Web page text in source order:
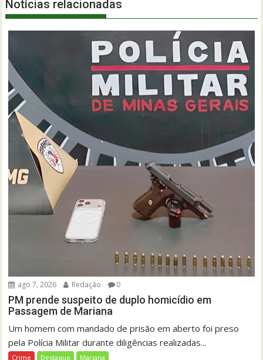
Notícias relacionadas
ago 7, 2026 Redação 0
PM prende suspeito de duplo homicídio em
Passagem de Mariana
Um homem com mandado de prisão em aberto foi preso
pela Polícia Militar durante diligências realizadas...
Crime Destaque Mariana